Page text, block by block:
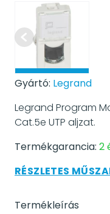
Gyártó: Legrand
Legrand Program
Cat.5e UTP aljzat.
Termékgarancia: 2
RÉSZLETES
Termékleírás